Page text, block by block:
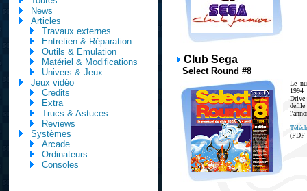
Club Sega
Select Round #8
Le
Drive
(PDF
News
Articles
Travaux externes
Entretien & Réparation
Outils & Emulation
Matériel & Modifications
Univers & Jeux
Jeux vidéo
Credits
Extra
Trucs & Astuces
Reviews
Systèmes
Arcade
Ordinateurs
Consoles